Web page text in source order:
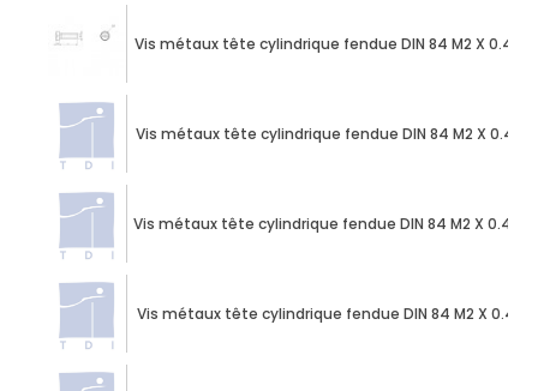
Vis métaux tête cylindrique fendue DIN 84 M2 X 0.40
Vis métaux tête cylindrique fendue DIN 84 M2 X 0.40
Vis métaux tête cylindrique fendue DIN 84 M2 X 0.40
Vis métaux tête cylindrique fendue DIN 84 M2 X 0.40